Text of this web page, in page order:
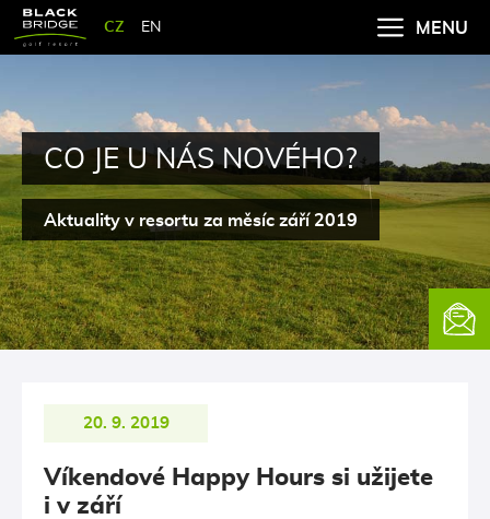
CZ EN MENU
CO JE U NÁS NOVÉHO?
Aktuality v resortu za měsíc září 2019
20. 9. 2019
Víkendové Happy Hours si užijete
i v září